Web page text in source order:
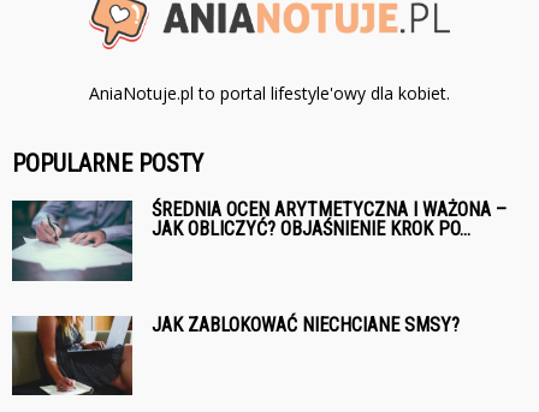
AniaNotuje.pl to portal lifestyle'owy dla kobiet.
POPULARNE POSTY
ŚREDNIA OCEN ARYTMETYCZNA I WAŻONA –
JAK OBLICZYĆ? OBJAŚNIENIE KROK PO...
JAK ZABLOKOWAĆ NIECHCIANE SMSY?